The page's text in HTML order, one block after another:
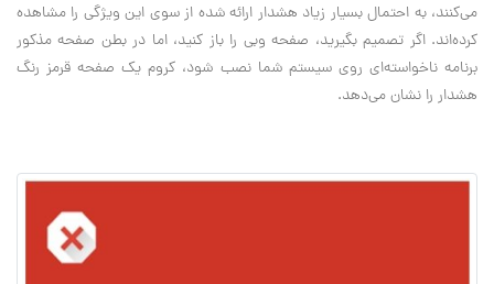
می‌کنند، به احتمال بسیار زیاد هشدار ارائه شده از سوی این ویژگی را مشاهده
کرده‌اند. اگر تصمیم بگیرید، صفحه وبی را باز کنید، اما در بطن صفحه مذکور
برنامه‌ ناخواسته‌ای روی سیستم شما نصب شود، کروم یک صفحه قرمز رنگ
هشدار را نشان می‌دهد.